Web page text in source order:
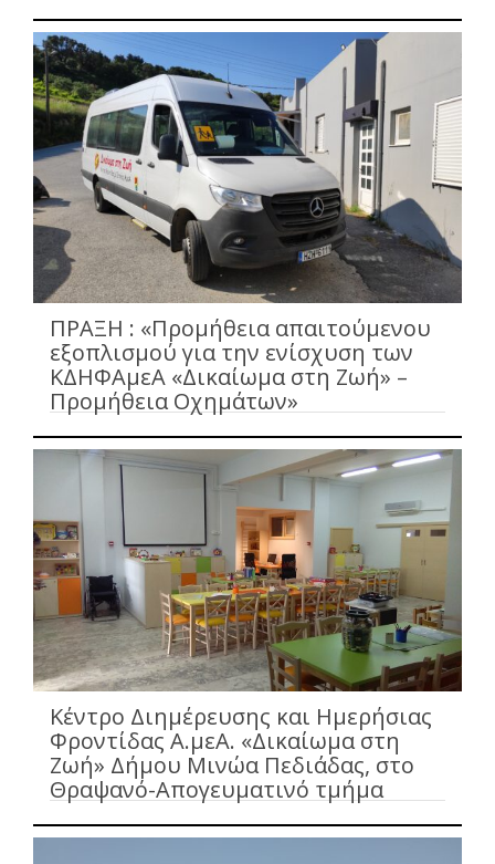
ΠΡΑΞΗ : «Προμήθεια απαιτούμενου
εξοπλισμού για την ενίσχυση των
ΚΔΗΦΑμεΑ «Δικαίωμα στη Ζωή» –
Προμήθεια Οχημάτων»
Κέντρο Διημέρευσης και Ημερήσιας
Φροντίδας Α.μεΑ. «Δικαίωμα στη
Ζωή» Δήμου Μινώα Πεδιάδας, στο
Θραψανό-Απογευματινό τμήμα